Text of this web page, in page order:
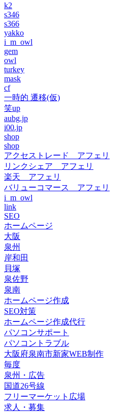
k2
s346
s366
yakko
i_m_owl
gem
owl
turkey
mask
cf
一時的 遷移(仮)
笑up
aubg.jp
i00.jp
shop
shop
アクセストレード アフェリ
リンクシェア アフェリ
楽天 アフェリ
バリューコマース アフェリ
i_m_owl
link
SEO
ホームページ
大阪
泉州
岸和田
貝塚
泉佐野
泉南
ホームページ作成
SEO対策
ホームページ作成代行
パソコンサポート
パソコントラブル
大阪府泉南市新家WEB制作
毎度
泉州・広告
国道26号線
フリーマーケット広場
求人・募集